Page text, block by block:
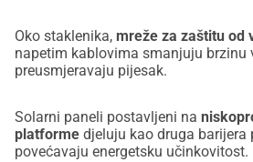
Oko staklenika, mreže za zaštitu od
napetim kablovima smanjuju brzinu
preusmjeravaju pijesak.
Solarni paneli postavljeni na
platforme djeluju kao druga barijera
povećavaju energetsku učinkovitost.